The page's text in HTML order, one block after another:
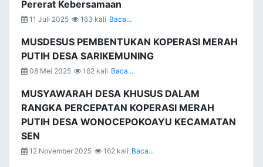
Pererat Kebersamaan
11 Juli 2025 163 kali Baca...
MUSDESUS PEMBENTUKAN KOPERASI MERAH
PUTIH DESA SARIKEMUNING
08 Mei 2025 162 kali Baca...
MUSYAWARAH DESA KHUSUS DALAM
RANGKA PERCEPATAN KOPERASI MERAH
PUTIH DESA WONOCEPOKOAYU KECAMATAN
SEN
12 November 2025 162 kali Baca...